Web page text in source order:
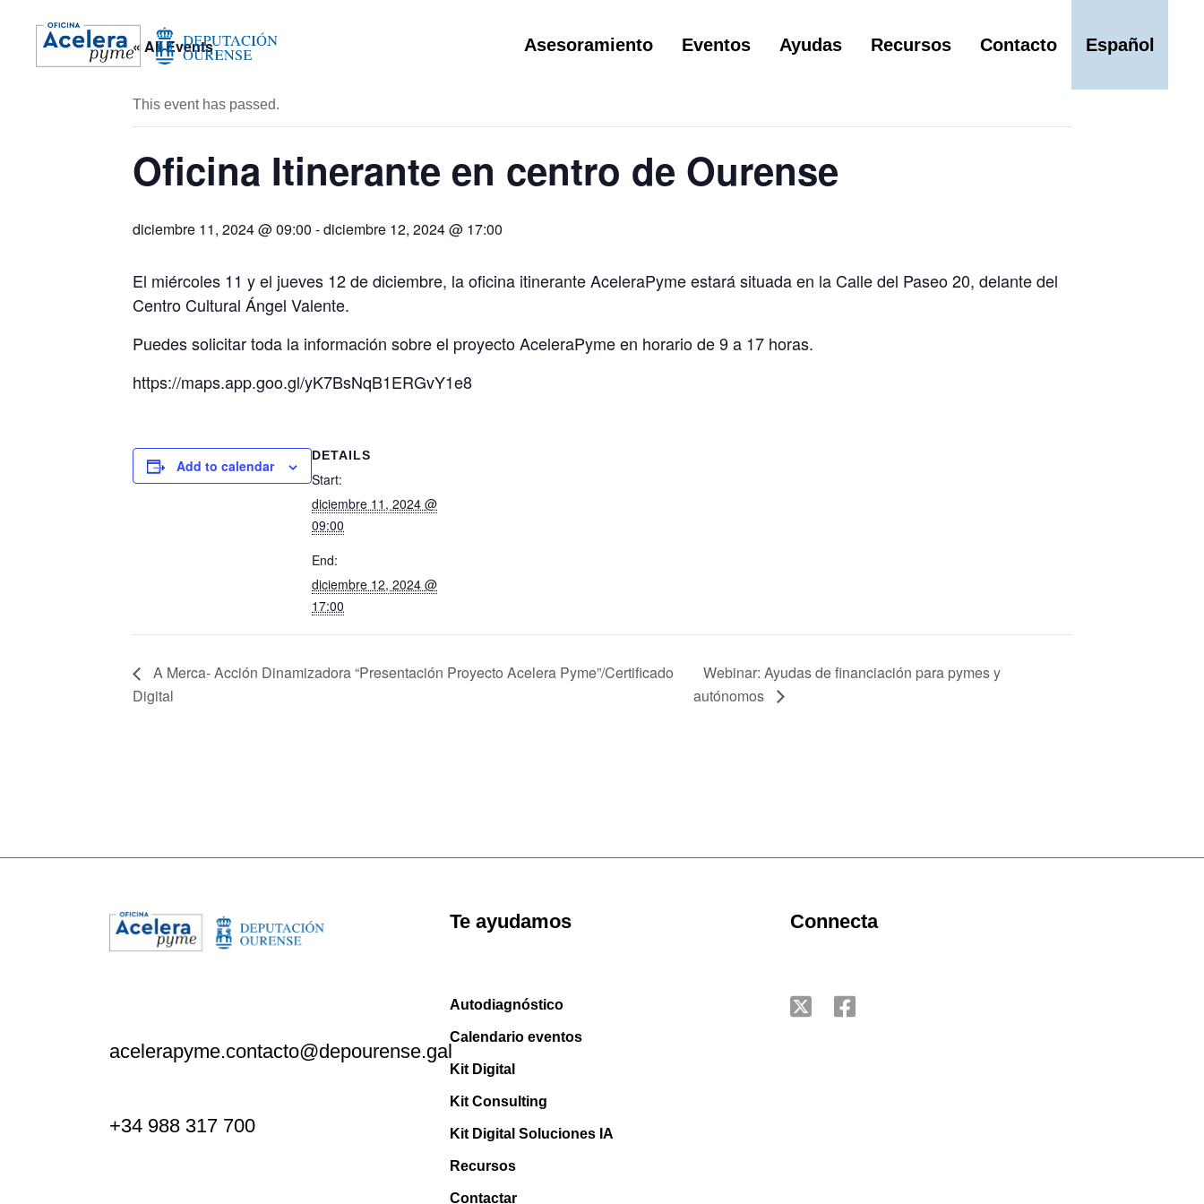
Asesoramiento Eventos Ayudas Recursos Contacto Español
« All Events
This event has passed.
Oficina Itinerante en centro de Ourense
diciembre 11, 2024 @ 09:00 -diciembre 12, 2024 @ 17:00
El miércoles 11 y el jueves 12 de diciembre, la oficina itinerante AceleraPyme estará situada en la Calle del Paseo 20, delante del
Centro Cultural Ángel Valente.
Puedes solicitar toda la información sobre el proyecto AceleraPyme en horario de 9 a 17 horas.
https://maps.app.goo.gl/yK7BsNqB1ERGvY1e8
Add to calendar
DETAILS
Start:
diciembre 11, 2024 @
09:00
End:
diciembre 12, 2024 @
17:00
A Merca- Acción Dinamizadora “Presentación Proyecto Acelera Pyme”/Certificado
Digital
Webinar: Ayudas de financiación para pymes y
autónomos
acelerapyme.contacto@depourense.gal
+34 988 317 700
Te ayudamos
Autodiagnóstico
Calendario eventos
Kit Digital
Kit Consulting
Kit Digital Soluciones IA
Recursos
Contactar
Connecta